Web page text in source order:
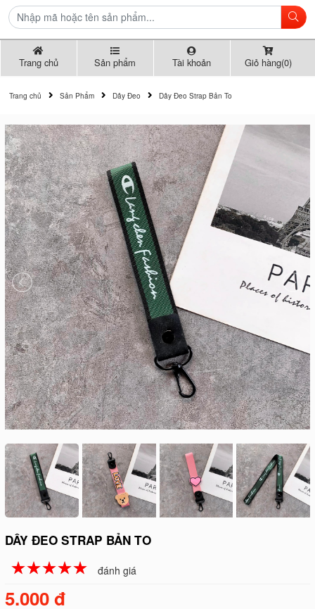
Trang chủ Sản phẩm Tài khoản Giỏ hàng(0)
Trang chủ Sản Phẩm Dây Đeo Dây Đeo Strap Bản To
DÂY ĐEO STRAP BẢN TO
☆☆☆☆☆
★★★★★ đánh giá
5.000 đ